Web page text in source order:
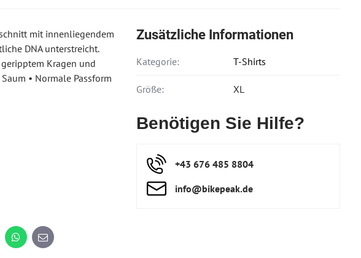
mit innenliegendem
DNA unterstreicht.
Kragen und
• Normale Passform
Zusätzliche Informationen
Kategorie: T-Shirts
Größe: XL
Benötigen Sie Hilfe?
+43 676 485 8804
info​@bikepeak​.de
WhatsApp
E-
mail